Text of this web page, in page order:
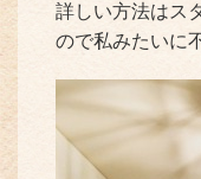
詳しい方法はス
ので私みたいに